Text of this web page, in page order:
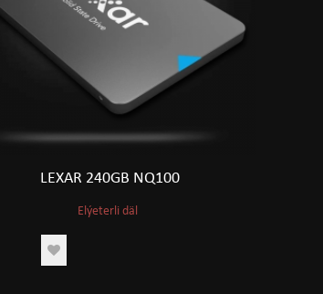
LEXAR 240GB NQ100
Elýeterli däl